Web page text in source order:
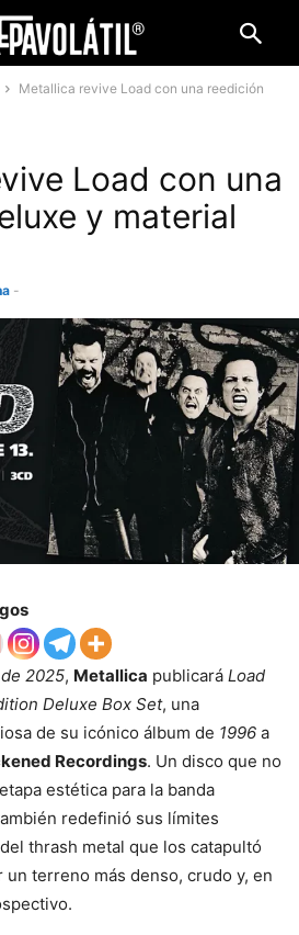
Metallica revive Load con una reedición
Load con una
y material
-
2025, Metallica publicará Load
Deluxe Box Set, una
de su icónico álbum de 1996 a
Recordings. Un disco que no
estética para la banda
redefinió sus límites
thrash metal que los catapultó
terreno más denso, crudo y, en